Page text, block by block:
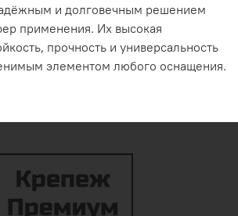
и долговечным решением
применения. Их высокая
прочность и универсальность
элементом любого оснащения.